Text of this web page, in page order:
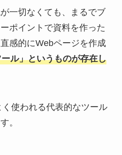
一切なくても、まるでブ
ポイントで資料を作った
感的にWebページを作成
ル」というものが存在し
使われる代表的なツール
。